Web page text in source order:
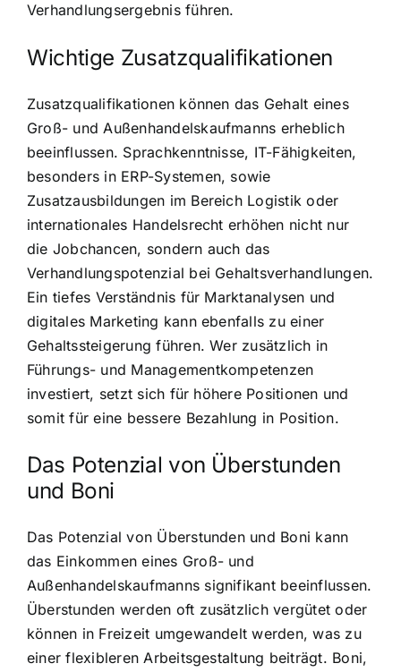
Verhandlungsergebnis führen.
Wichtige Zusatzqualifikationen
Zusatzqualifikationen können das Gehalt eines
Groß- und Außenhandelskaufmanns erheblich
beeinflussen. Sprachkenntnisse, IT-Fähigkeiten,
besonders in ERP-Systemen, sowie
Zusatzausbildungen im Bereich Logistik oder
internationales Handelsrecht erhöhen nicht nur
die Jobchancen, sondern auch das
Verhandlungspotenzial bei Gehaltsverhandlungen.
Ein tiefes Verständnis für Marktanalysen und
digitales Marketing kann ebenfalls zu einer
Gehaltssteigerung führen. Wer zusätzlich in
Führungs- und Managementkompetenzen
investiert, setzt sich für höhere Positionen und
somit für eine bessere Bezahlung in Position.
Das Potenzial von Überstunden
und Boni
Das Potenzial von Überstunden und Boni kann
das Einkommen eines Groß- und
Außenhandelskaufmanns signifikant beeinflussen.
Überstunden werden oft zusätzlich vergütet oder
können in Freizeit umgewandelt werden, was zu
einer flexibleren Arbeitsgestaltung beiträgt. Boni,